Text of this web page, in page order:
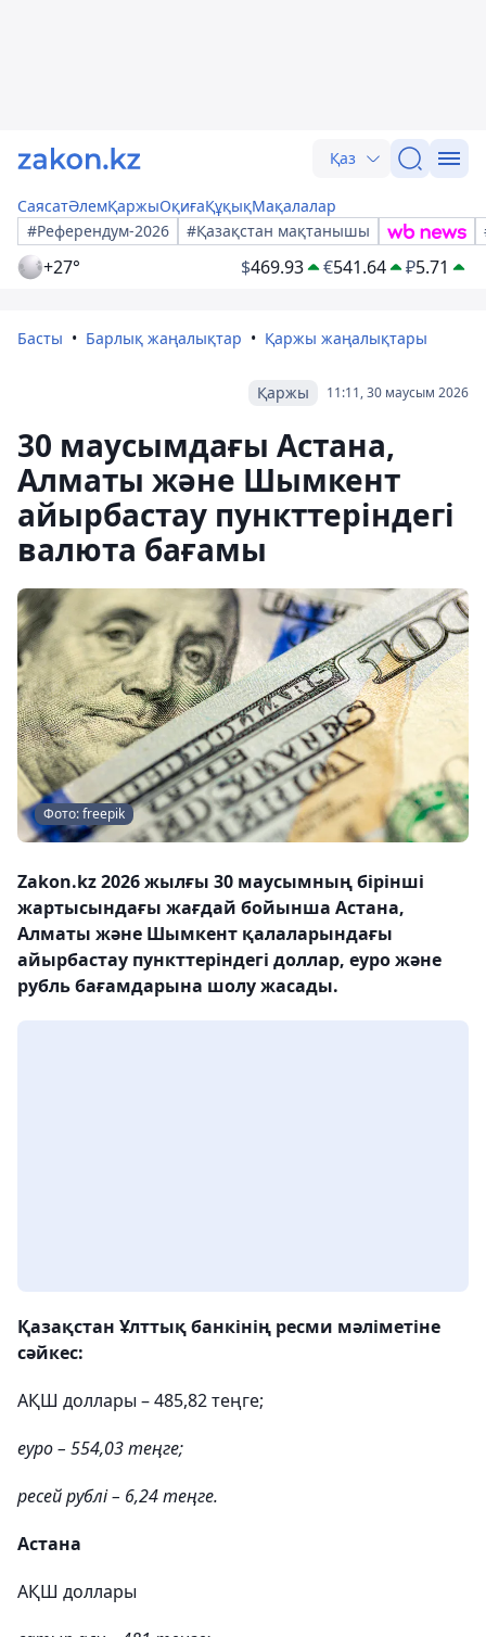
Қаз
СаясатӘлемҚаржыОқиғаҚұқықМақалалар
#Референдум-2026
#Қазақстан мақтанышы
+27° $469.93 €541.64 ₽5.71
Басты Барлық жаңалықтар Қаржы жаңалықтары
11:11, 30 маусым 2026
Қаржы
30 маусымдағы Астана,
Алматы және Шымкент
айырбастау пункттеріндегі
валюта бағамы
Фото: freepik
Zakon.kz 2026 жылғы 30 маусымның бірінші
жартысындағы жағдай бойынша Астана,
Алматы және Шымкент қалаларындағы
айырбастау пункттеріндегі доллар, еуро және
рубль бағамдарына шолу жасады.
Қазақстан Ұлттық банкінің ресми мәліметіне
сәйкес:
АҚШ доллары – 485,82 теңге;
еуро – 554,03 теңге;
ресей рублі – 6,24 теңге.
Астана
АҚШ доллары